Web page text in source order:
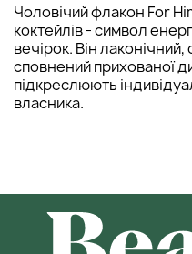
Чоловічий флакон For
коктейлів - символ
вечірок. Він
сповнений прихованої
підкреслюють
власника.